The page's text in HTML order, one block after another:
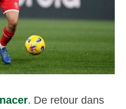
. De retour dans